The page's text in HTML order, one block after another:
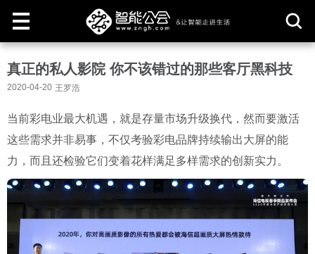
真正的私人影院 你不该错过的那些客厅黑科技
2020-04-20 王罗浩
当前彩电业最大机遇，就是存量市场升级换代，然而要激活
这些需求并非易事，不仅考验彩电品牌持续输出大屏的能
力，而且还检验它们变着花样满足多样需求的创新实力。